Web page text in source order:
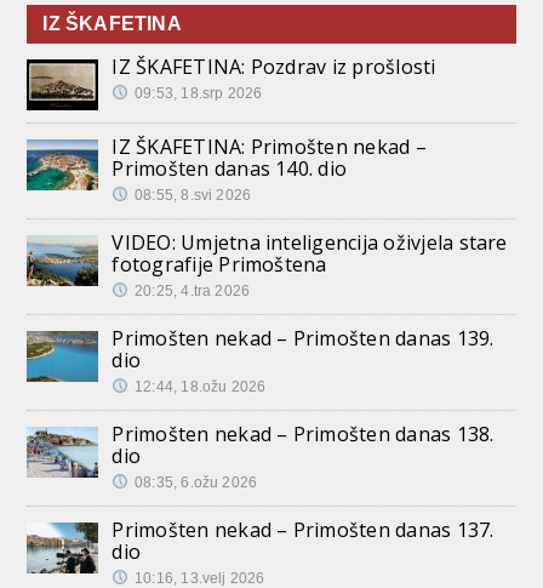
IZ ŠKAFETINA
IZ ŠKAFETINA: Pozdrav iz prošlosti
09:53, 18.srp 2026
IZ ŠKAFETINA: Primošten nekad –
Primošten danas 140. dio
08:55, 8.svi 2026
VIDEO: Umjetna inteligencija oživjela stare
fotografije Primoštena
20:25, 4.tra 2026
Primošten nekad – Primošten danas 139.
dio
12:44, 18.ožu 2026
Primošten nekad – Primošten danas 138.
dio
08:35, 6.ožu 2026
Primošten nekad – Primošten danas 137.
dio
10:16, 13.velj 2026